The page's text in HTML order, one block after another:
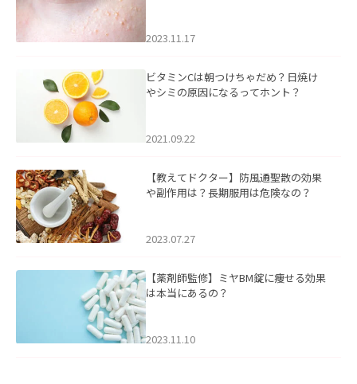
2023.11.17
ビタミンCは朝つけちゃだめ？日焼け
やシミの原因になるってホント？
2021.09.22
【教えてドクター】防風通聖散の効果
や副作用は？長期服用は危険なの？
2023.07.27
【薬剤師監修】ミヤBM錠に痩せる効果
は本当にあるの？
2023.11.10